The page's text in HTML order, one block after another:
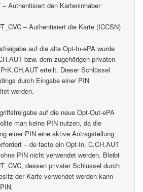
– Authentisiert den Karteninhaber
– Authentisiert die Karte (ICCSN)
auf die alte Opt-In-ePA wurde
bzw. dem zugehörigen privaten
erteilt. Dieser Schlüssel
durch Eingabe einer PIN
werden.
auf die neue Opt-Out-ePA
man keine PIN nutzen, da die
einer PIN eine aktive Antragstellung
– de-facto ein Opt-In. C.CH.AUT
PIN nicht verwendet werden. Bleibt
dessen privater Schlüssel durch
der Karte verwendet werden kann